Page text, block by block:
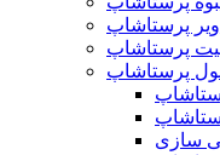
پرستاشاپ
پرستاشاپ
پرستاشاپ
سازی